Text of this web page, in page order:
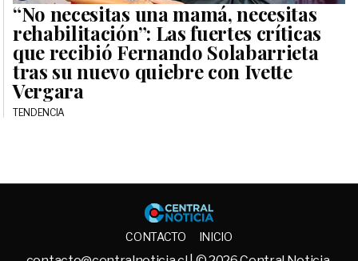
“No necesitas una mamá, necesitas
rehabilitación”: Las fuertes críticas
que recibió Fernando Solabarrieta
tras su nuevo quiebre con Ivette
Vergara
TENDENCIA
Central
CONTACTO INICIO